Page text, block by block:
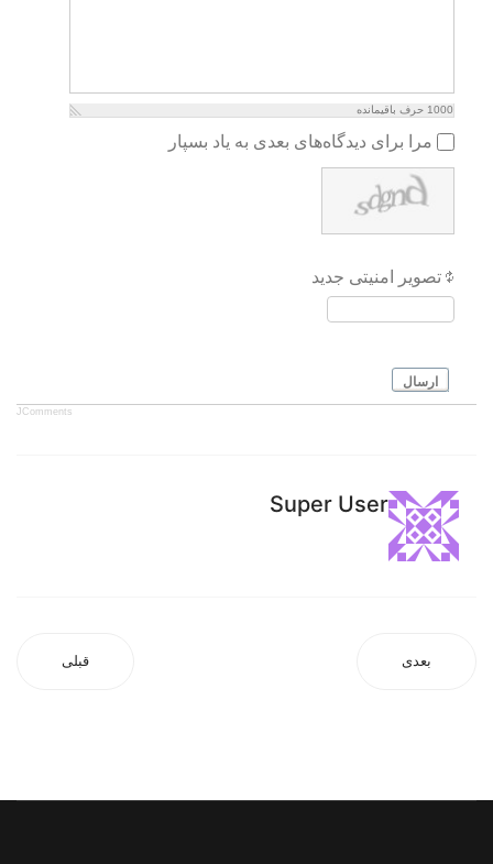
1000 حرف باقیمانده
مرا برای دیدگاه‌های بعدی به یاد بسپار
تصویر امنیتی جدید
ارسال
JComments
Super User
قبلی بعدی